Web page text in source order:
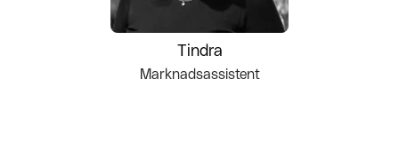
Tindra
Marknadsassistent